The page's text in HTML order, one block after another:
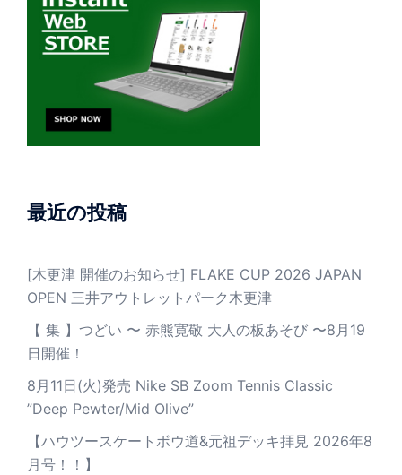
最近の投稿
[木更津 開催のお知らせ] FLAKE CUP 2026 JAPAN
OPEN 三井アウトレットパーク木更津
【 集 】つどい 〜 赤熊寛敬 大人の板あそび 〜8月19
日開催！
8月11日(火)発売 Nike SB Zoom Tennis Classic
”Deep Pewter/Mid Olive”
【ハウツースケートボウ道&元祖デッキ拝見 2026年8
月号！！】